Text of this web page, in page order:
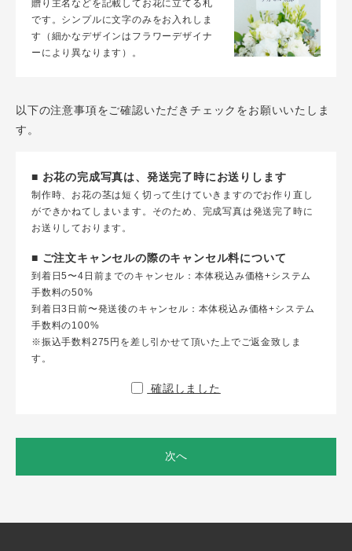
贈り主名などを記載してお花に立てる札
です。シンプルに文字のみをお入れしま
す（細かなデザインはフラワーデザイナ
ーにより異なります）。
以下の注意事項をご確認いただきチェックをお願いいたしま
す。
■ お花の完成写真は、発送完了時にお送りします
制作時、お花の茎は短く切って生けていきますのでお作り直し
ができかねてしまいます。そのため、完成写真は発送完了時に
お送りしております。
■ ご注文キャンセルの際のキャンセル料について
到着日5〜4日前までのキャンセル：本体税込み価格+システム
手数料の50%
到着日3日前〜発送後のキャンセル：本体税込み価格+システム
手数料の100%
※振込手数料275円を差し引かせて頂いた上でご返金致しま
す。
確認しました
次へ